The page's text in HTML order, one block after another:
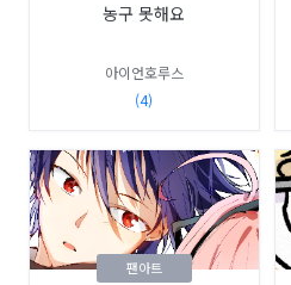
농구 못해요
아이언호루스
(4)
팬아트